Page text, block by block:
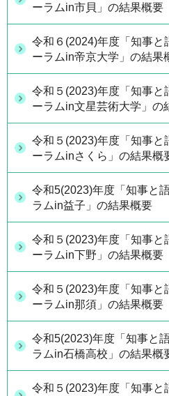
ーラムin市貝」の結果概要
令和６(2024)年度「知事と
ーラムin帝京大学」の結果
令和５(2023)年度「知事と
ーラムin文星芸術大学」の
令和５(2023)年度「知事と
ーラムinさくら」の結果概
令和5(2023)年度「知事と
ラムin益子」の結果概要
令和５(2023)年度「知事と
ーラムin下野」の結果概要
令和５(2023)年度「知事と
ーラムin那須」の結果概要
令和5(2023)年度「知事と
ラムin石橋高校」の結果概
令和５(2023)年度「知事と